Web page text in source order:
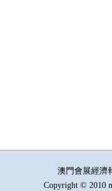
澳門會展經
Copyright © 2010